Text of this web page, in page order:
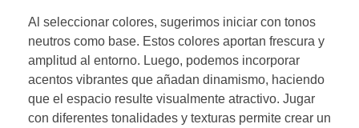
Al seleccionar colores, sugerimos iniciar con tonos
neutros como base. Estos colores aportan frescura y
amplitud al entorno. Luego, podemos incorporar
acentos vibrantes que añadan dinamismo, haciendo
que el espacio resulte visualmente atractivo. Jugar
con diferentes tonalidades y texturas permite crear un